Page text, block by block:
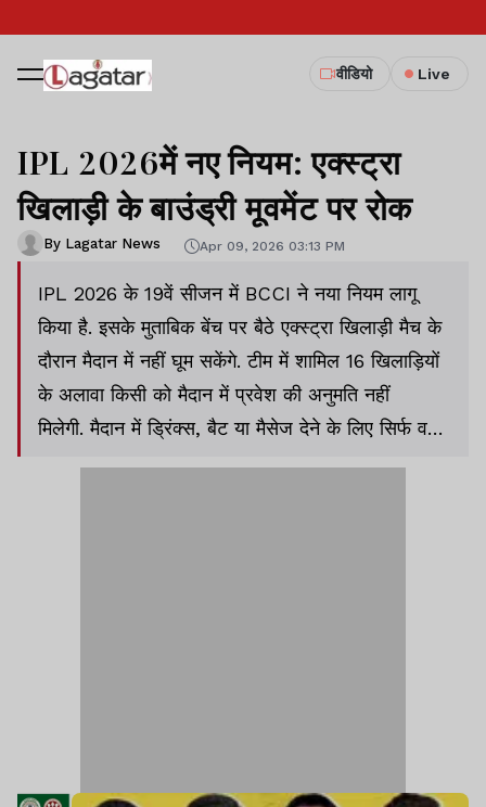
वीडियो Live
IPL 2026में नए नियम: एक्स्ट्रा
खिलाड़ी के बाउंड्री मूवमेंट पर रोक
By Lagatar News Apr 09, 2026 03:13 PM
IPL 2026 के 19वें सीजन में BCCI ने नया नियम लागू
किया है. इसके मुताबिक बेंच पर बैठे एक्स्ट्रा खिलाड़ी मैच के
दौरान मैदान में नहीं घूम सकेंगे. टीम में शामिल 16 खिलाड़ियों
के अलावा किसी को मैदान में प्रवेश की अनुमति नहीं
मिलेगी. मैदान में ड्रिंक्स, बैट या मैसेज देने के लिए सिर्फ वही